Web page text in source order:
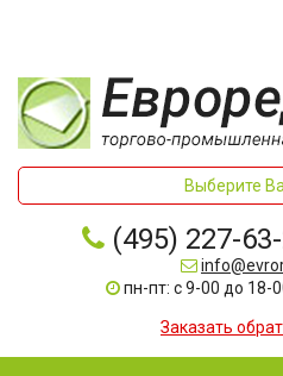
Выберите
(495) 227-
пн-пт: с 9-00 до 18-
Заказать